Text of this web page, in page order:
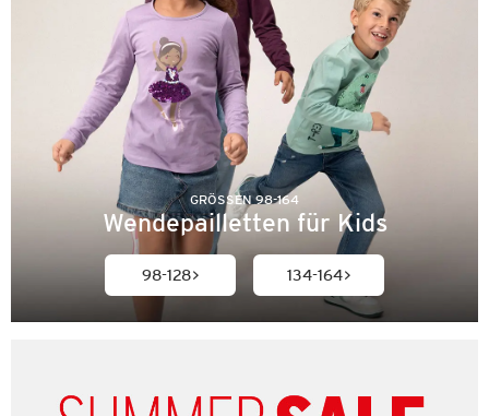
GRÖSSEN 98-164
Wendepailletten für Kids
98-128 134-164